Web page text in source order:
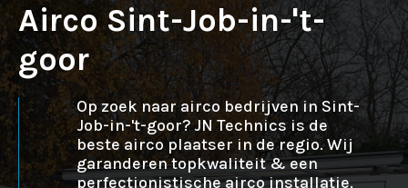
Airco Sint-Job-in-'t-
goor
Op zoek naar airco bedrijven in Sint-
Job-in-'t-goor? JN Technics is de
beste airco plaatser in de regio. Wij
garanderen topkwaliteit & een
perfectionistische airco installatie.